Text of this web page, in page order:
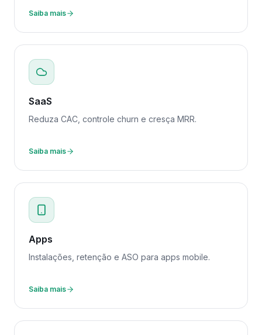
Saiba mais
SaaS
Reduza CAC, controle churn e cresça MRR.
Saiba mais
Apps
Instalações, retenção e ASO para apps mobile.
Saiba mais